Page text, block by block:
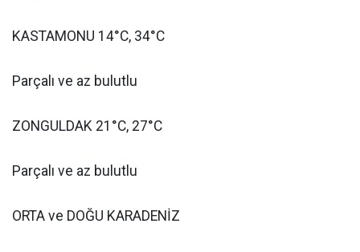
KASTAMONU 14°C, 34°C
Parçalı ve az bulutlu
ZONGULDAK 21°C, 27°C
Parçalı ve az bulutlu
ORTA ve DOĞU KARADENİZ